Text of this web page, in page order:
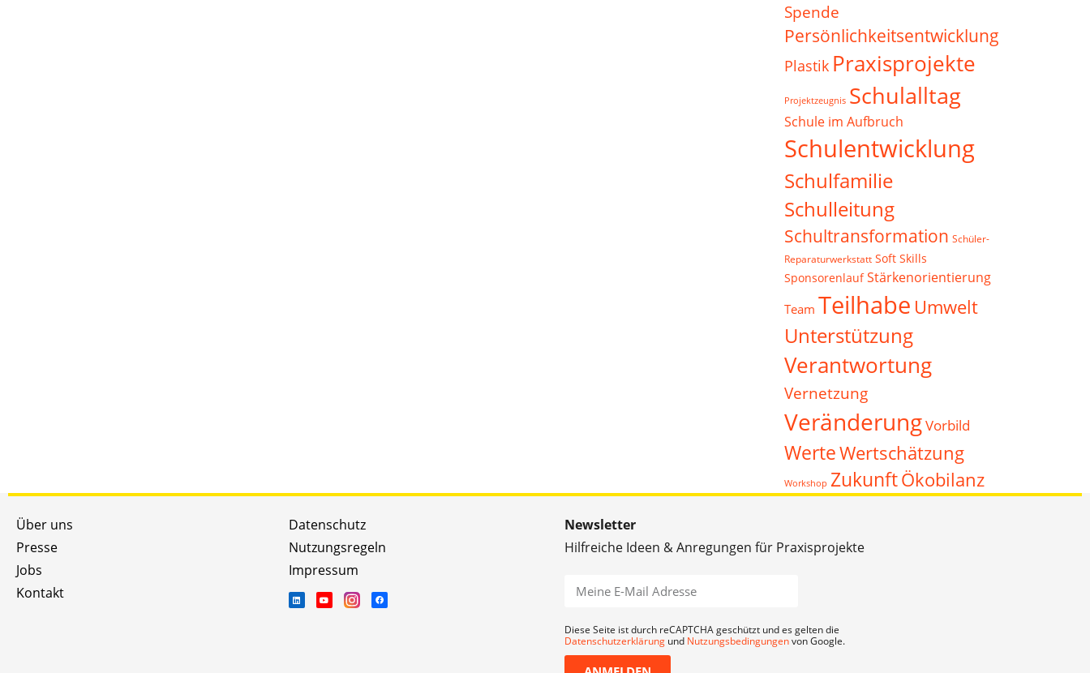
Spende
Persönlichkeitsentwicklung
Plastik Praxisprojekte
Projektzeugnis Schulalltag
Schule im Aufbruch
Schulentwicklung
Schulfamilie
Schulleitung
Schultransformation Schüler-
Reparaturwerkstatt Soft Skills
Sponsorenlauf Stärkenorientierung
Team Teilhabe Umwelt
Unterstützung
Verantwortung
Vernetzung
VeränderungVorbild
WerteWertschätzung
Workshop ZukunftÖkobilanz
Über uns
Presse
Jobs
Kontakt
Datenschutz
Nutzungsregeln
Impressum
Newsletter
Hilfreiche Ideen & Anregungen für Praxisprojekte
Diese Seite ist durch reCAPTCHA geschützt und es gelten die
Datenschutzerklärung und Nutzungsbedingungenvon Google.